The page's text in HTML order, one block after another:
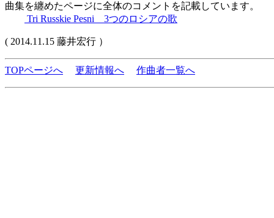
曲集を纏めたページに全体のコメントを記載しています。
Tri Russkie Pesni 3つのロシアの歌
( 2014.11.15 藤井宏行 ）
TOPページへ 更新情報へ 作曲者一覧へ